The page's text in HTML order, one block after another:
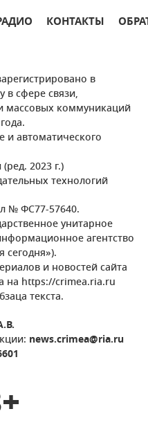
КОНТАКТЫ
в
в сфере связи,
массовых коммуникаций
и автоматического
2023 г.)
технологий
№ ФС77-57640.
унитарное
агентство
и новостей сайта
на https://crimea.ria.ru
текста.
news.crimea@ria.ru